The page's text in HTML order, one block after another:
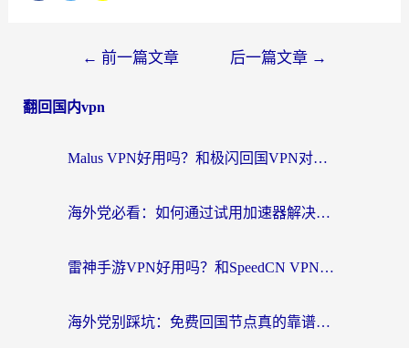
← 前一篇文章 后一篇文章 →
翻回国内vpn
Malus VPN好用吗？和极闪回国VPN对比哪个回国效果更好？海外党亲测3款加速器+避坑指南
海外党必看：如何通过试用加速器解决国内APP地区限制？附2026最新对比测评
雷神手游VPN好用吗？和SpeedCN VPN对比哪个回国效果更好？海外党亲测3款加速器+避坑指南
海外党别踩坑：免费回国节点真的靠谱吗？教你选对加速器无缝访问国内资源